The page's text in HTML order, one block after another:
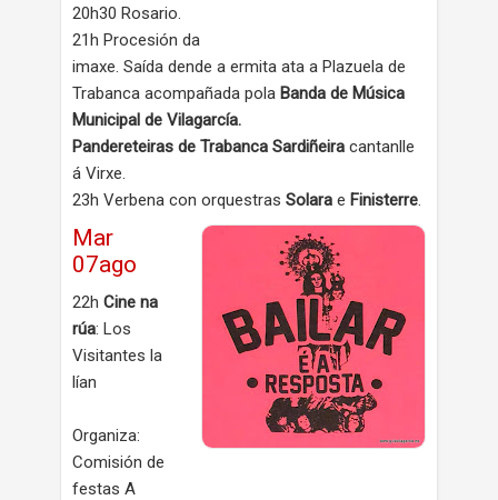
20h30 Rosario.
21h Procesión da
imaxe. Saída dende a ermita ata a Plazuela de
Trabanca acompañada pola Banda de Música
Municipal de Vilagarcía.
Pandereteiras de Trabanca Sardiñeira cantanlle
á Virxe.
23h Verbena con orquestras Solara e Finisterre
Mar
07ago
22h Cine na
rúa: Los
Visitantes la
lían
Organiza:
Comisión de
festas A